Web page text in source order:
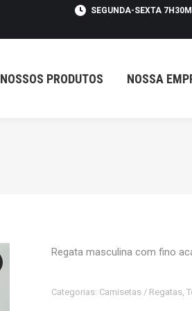
SEGUNDA-SEXTA
NOSSOS PRODUTOS NOSSA
Regata masculina com fino
Categorias: Camisetas / Regatas,